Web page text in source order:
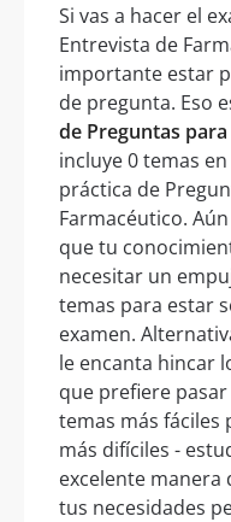
Si vas a hacer el
Entrevista de
importante estar
de pregunta. Eso
de Preguntas
incluye 0 temas
práctica de
Farmacéutico.
que tu
necesitar un
temas para estar
examen.
le encanta hincar
que prefiere
temas más fáciles
más difíciles -
excelente manera
tus necesidades